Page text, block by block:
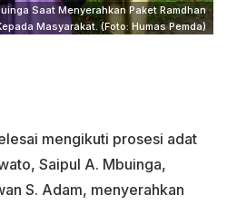
Saat Menyerahkan Paket Ramdhan
Masyarakat. (Foto: Humas Pemda)
mengikuti prosesi adat
Saipul A. Mbuinga,
S. Adam, menyerahkan